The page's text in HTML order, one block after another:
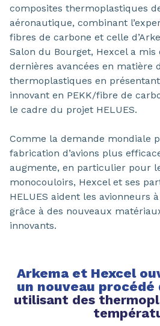
composites thermoplastiques
aéronautique, combinant
fibres de carbone et celle
Salon du Bourget, Hexcel a mis
dernières avancées en matière
thermoplastiques en
innovant en PEKK/fibre de
le cadre du projet HELUES.
Comme la demande mondiale
fabrication d’avions plus
augmente, en particulier pour
monocouloirs, Hexcel et ses
HELUES aident les avionneurs
grâce à des nouveaux
innovants.
Arkema et Hexcel
un nouveau
utilisant des